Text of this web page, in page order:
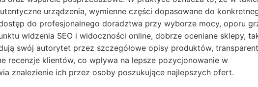
urządzenia, wymienne części dopasowane do
do profesjonalnego doradztwa przy wyborze mocy, oporu
widzenia SEO i widoczności online, dobrze oceniane sklepy,
swój autorytet przez szczegółowe opisy produktów,
recenzje klientów, co wpływa na lepsze pozycjonowanie w
znalezienie ich przez osoby poszukujące najlepszych ofert.